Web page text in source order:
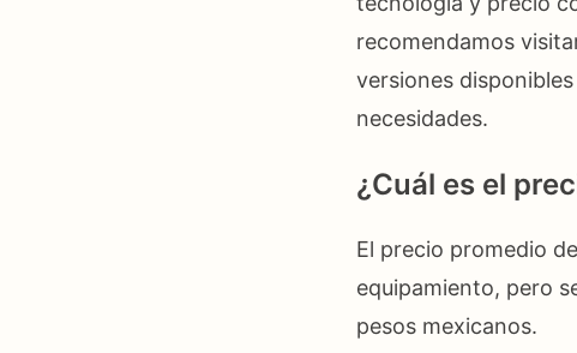
recomendamos
versiones
necesidades.
¿Cuál es el
El precio promedio
equipamiento, pero
pesos mexicanos.